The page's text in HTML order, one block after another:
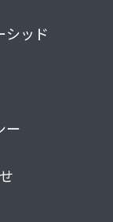
シッド
ー